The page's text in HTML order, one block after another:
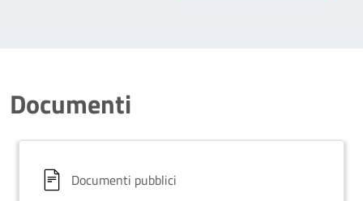
Documenti
Documenti pubblici